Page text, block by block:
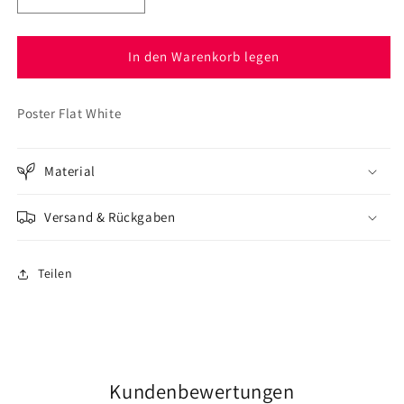
die
Menge
Poster
White
die
Menge
für
Poster
In den Warenkorb legen
Poster Flat White
Material
Versand & Rückgaben
Teilen
Kundenbewertungen